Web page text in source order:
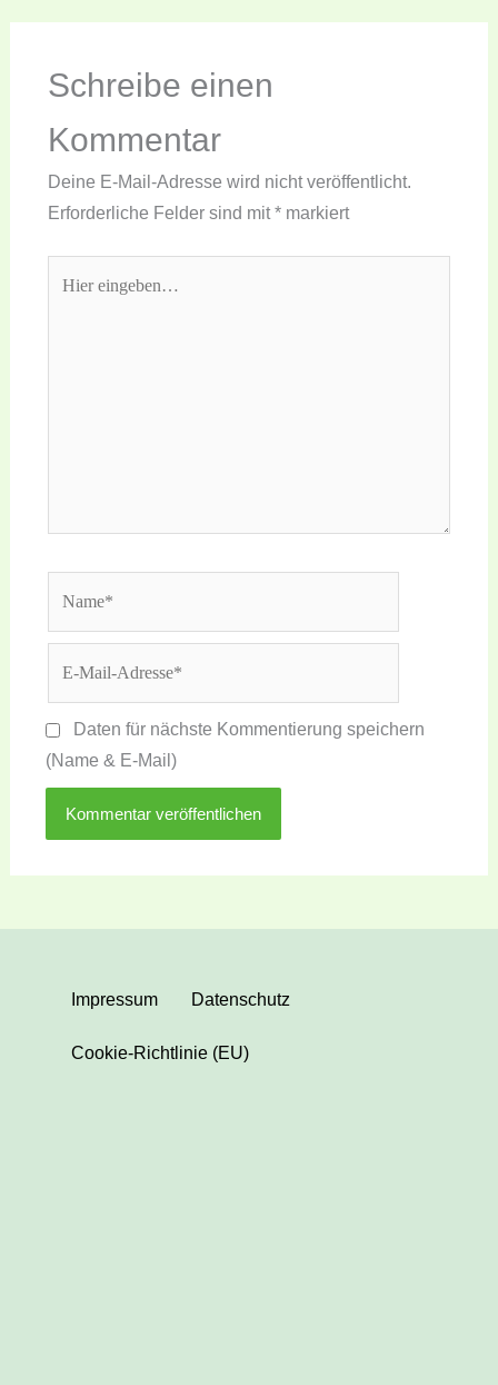
Schreibe einen
Kommentar
Deine E-Mail-Adresse wird nicht veröffentlicht.
Erforderliche Felder sind mit*markiert
eingeben…
Adresse*
Daten für nächste Kommentierung speichern
(Name & E-Mail)
Impressum Datenschutz
Cookie-Richtlinie (EU)